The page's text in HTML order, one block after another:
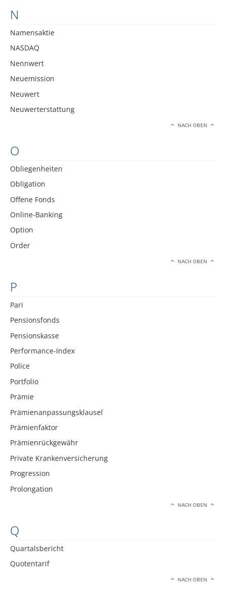
N
Namensaktie
NASDAQ
Nennwert
Neuemission
Neuwert
Neuwerterstattung
NACH OBEN
O
Obliegenheiten
Obligation
Offene Fonds
Online-Banking
Option
Order
NACH OBEN
P
Pari
Pensionsfonds
Pensionskasse
Performance-Index
Police
Portfolio
Prämie
Prämienanpassungsklausel
Prämienfaktor
Prämienrückgewähr
Private Krankenversicherung
Progression
Prolongation
NACH OBEN
Q
Quartalsbericht
Quotentarif
NACH OBEN